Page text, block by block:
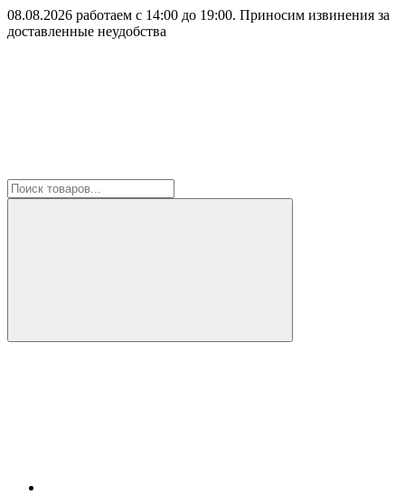
08.08.2026 работаем с 14:00 до 19:00. Приносим извинения за
доставленные неудобства